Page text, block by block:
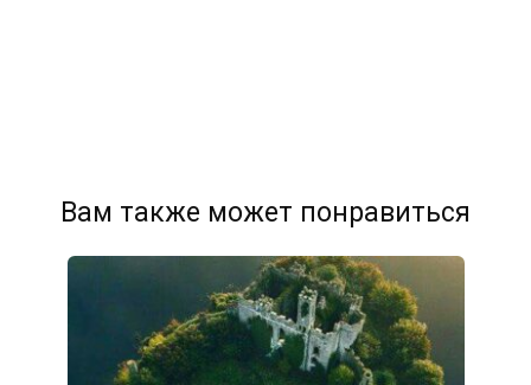
Вам также может понравиться